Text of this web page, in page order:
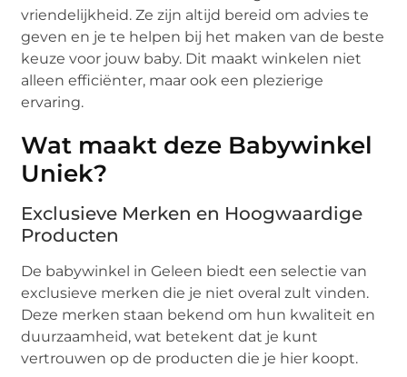
vriendelijkheid. Ze zijn altijd bereid om advies te
geven en je te helpen bij het maken van de beste
keuze voor jouw baby. Dit maakt winkelen niet
alleen efficiënter, maar ook een plezierige
ervaring.
Wat maakt deze Babywinkel
Uniek?
Exclusieve Merken en Hoogwaardige
Producten
De babywinkel in Geleen biedt een selectie van
exclusieve merken die je niet overal zult vinden.
Deze merken staan bekend om hun kwaliteit en
duurzaamheid, wat betekent dat je kunt
vertrouwen op de producten die je hier koopt.